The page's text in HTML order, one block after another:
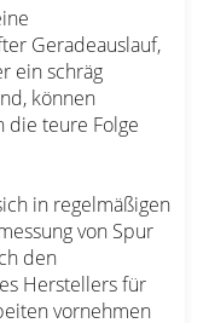
Geradeauslauf,
ein schräg
können
die teure Folge
in regelmäßigen
von Spur
den
Herstellers für
vornehmen